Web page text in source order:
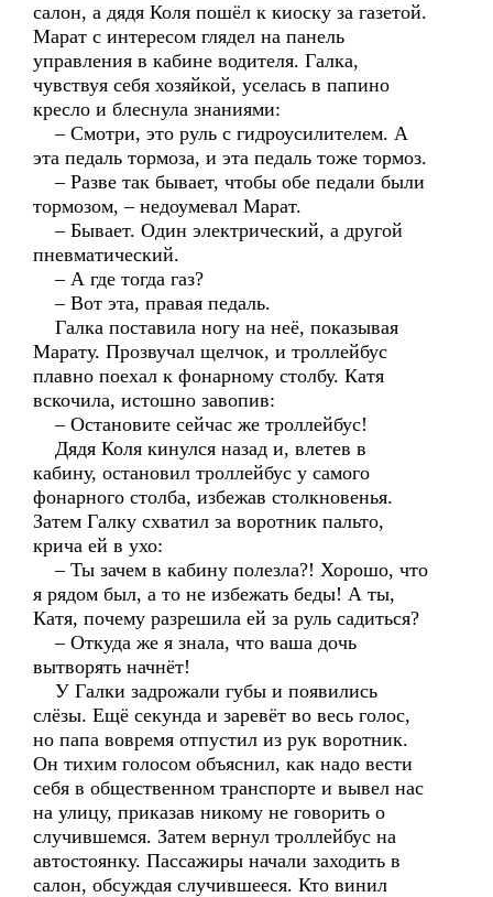
салон, а дядя Коля пошёл к киоску за газетой.
Марат с интересом глядел на панель
управления в кабине водителя. Галка,
чувствуя себя хозяйкой, уселась в папино
кресло и блеснула знаниями:
– Смотри, это руль с гидроусилителем. А
эта педаль тормоза, и эта педаль тоже тормоз.
– Разве так бывает, чтобы обе педали были
тормозом, – недоумевал Марат.
– Бывает. Один электрический, а другой
пневматический.
– А где тогда газ?
– Вот эта, правая педаль.
Галка поставила ногу на неё, показывая
Марату. Прозвучал щелчок, и троллейбус
плавно поехал к фонарному столбу. Катя
вскочила, истошно завопив:
– Остановите сейчас же троллейбус!
Дядя Коля кинулся назад и, влетев в
кабину, остановил троллейбус у самого
фонарного столба, избежав столкновенья.
Затем Галку схватил за воротник пальто,
крича ей в ухо:
– Ты зачем в кабину полезла?! Хорошо, что
я рядом был, а то не избежать беды! А ты,
Катя, почему разрешила ей за руль садиться?
– Откуда же я знала, что ваша дочь
вытворять начнёт!
У Галки задрожали губы и появились
слёзы. Ещё секунда и заревёт во весь голос,
но папа вовремя отпустил из рук воротник.
Он тихим голосом объяснил, как надо вести
себя в общественном транспорте и вывел нас
на улицу, приказав никому не говорить о
случившемся. Затем вернул троллейбус на
автостоянку. Пассажиры начали заходить в
салон, обсуждая случившееся. Кто винил